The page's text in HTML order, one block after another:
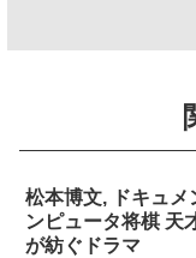
松本博文, ドキュメ
ンピュータ将棋 天
が紡ぐドラマ